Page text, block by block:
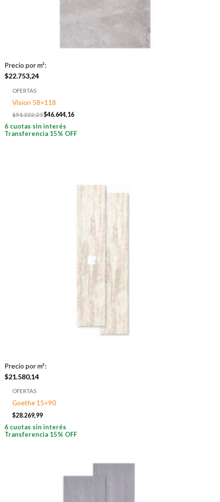
Precio por m²:
$22.753,24
OFERTAS
Vision 58×118
$51.222,23$46.644,16
6 cuotas sin interés
Transferencia 15% OFF
Precio por m²:
$21.580,14
OFERTAS
Goethe 15×90
$28.269,99
6 cuotas sin interés
Transferencia 15% OFF